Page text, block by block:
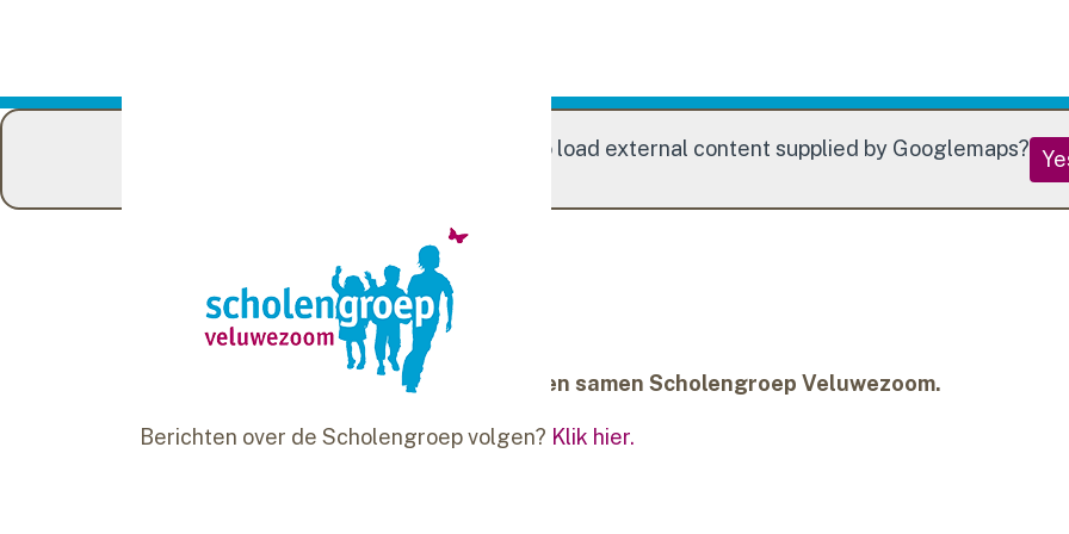
Do you want to load external content supplied by Googlemaps?
Onze scholen
Deze tien openbare basisscholen vormen samen Scholengroep Veluwezoom.
Berichten over de Scholengroep volgen? Klik hier.